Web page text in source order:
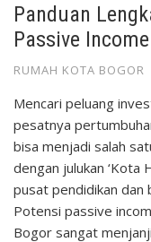
Panduan
Passive
RUMAH KOTA BOGOR
Mencari peluang
pesatnya
bisa menjadi salah
dengan julukan ‘Kota
pusat pendidikan dan
Potensi passive
Bogor sangat